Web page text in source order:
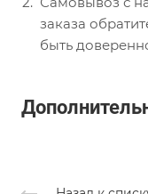
заказа
быть